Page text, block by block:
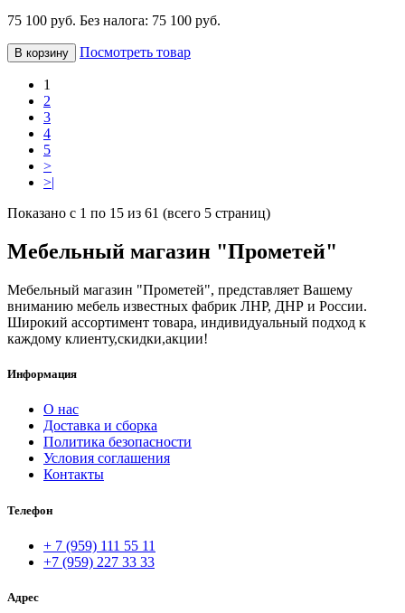
75 100 руб. Без налога: 75 100 руб.
В корзину Посмотреть товар
1
2
3
4
5
>
>|
Показано с 1 по 15 из 61 (всего 5 страниц)
Мебельный магазин "Прометей"
Мебельный магазин "Прометей", представляет Вашему
вниманию мебель известных фабрик ЛНР, ДНР и России.
Широкий ассортимент товара, индивидуальный подход к
каждому клиенту,скидки,акции!
Информация
О нас
Доставка и сборка
Политика безопасности
Условия соглашения
Контакты
Телефон
+ 7 (959) 111 55 11
+7 (959) 227 33 33
Адрес